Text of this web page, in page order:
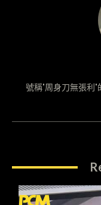
號稱"周身刀無張利